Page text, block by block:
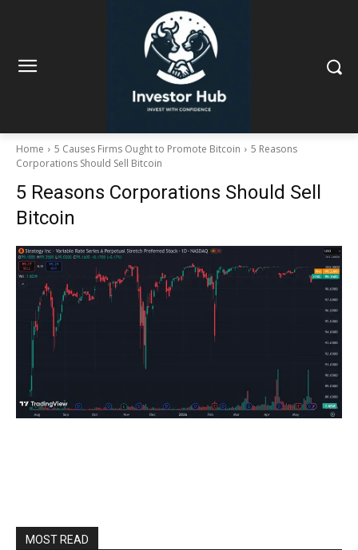
Home 5 Causes Firms Ought to Promote Bitcoin
5 Reasons
Corporations Should Sell Bitcoin
5 Reasons Corporations Should Sell
Bitcoin
MOST READ